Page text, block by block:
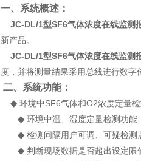
一、系统概述：
JC-DL/1型SF6气体浓度在线监测
新产品。
JC-DL/1型SF6气体浓度在线监测
度， 并将测量结果采用总线进行数字
二、系统功能：
◆ 环境中SF6气体和O2浓度定量检
◆ 环境中温、湿度定量检测功能
◆ 检测间隔用户可调、可疑检测
◆ 判断现场数据是否超出设定限